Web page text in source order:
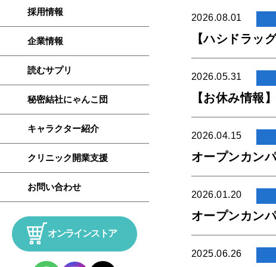
採用情報
企業情報
読むサプリ
秘密結社にゃんこ団
キャラクター紹介
クリニック開業支援
お問い合わせ
オンラインストア
2026.08.01
【ハシドラッ
2026.05.31
【お休み情
2026.04.15
オープンカン
2026.01.20
オープンカン
2025.06.26